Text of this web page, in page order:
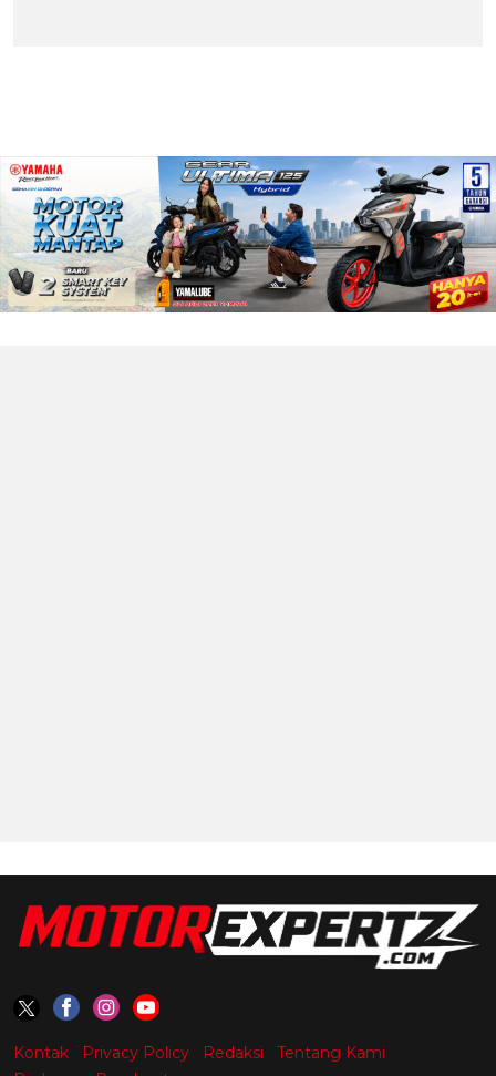
Kontak Privacy Policy Redaksi
Tentang Kami